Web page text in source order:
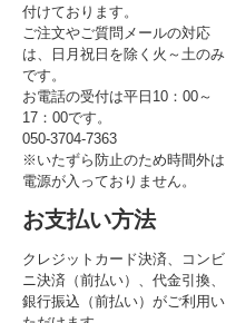
付けております。
ご注文やご質問メールの対応
は、日月祝日を除く火～土のみ
です。
お電話の受付は平日10：00～
17：00です。
050-3704-7363
※いたずら防止のため時間外は
電源が入っておりません。
お支払い方法
クレジットカード決済、コンビ
ニ決済（前払い）、代金引換、
銀行振込（前払い）がご利用い